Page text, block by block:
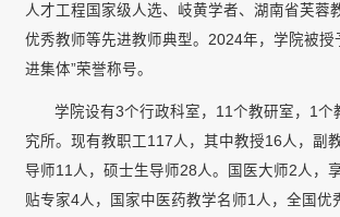
人才工程国家级人选、岐黄学者、湖南省芙蓉
优秀教师等先进教师典型。2024年，学院被授
进集体”荣誉称号。
学院设有3个行政科室，11个教研室，1个
究所。现有教职工117人，其中教授16人，副
导师11人，硕士生导师28人。国医大师2人，
贴专家4人，国家中医药教学名师1人，全国优